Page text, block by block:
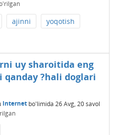
ajinni
yoqotish
uy sharoitida eng
qanday ?hali doglari
Internetbo'limida 26 Avg, 20 savol